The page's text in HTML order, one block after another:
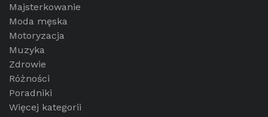
Majsterkowanie
Moda męska
Motoryzacja
Muzyka
Zdrowie
Różności
Poradniki
Więcej kategorii